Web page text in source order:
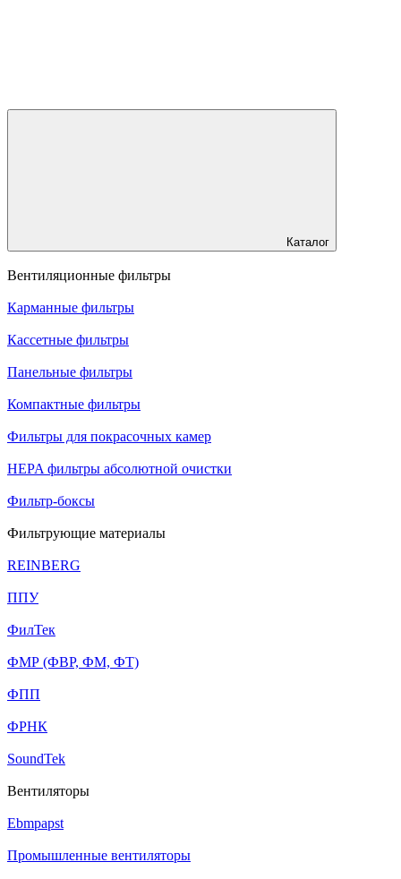
Каталог
Вентиляционные фильтры
Карманные фильтры
Кассетные фильтры
Панельные фильтры
Компактные фильтры
Фильтры для покрасочных камер
HEPA фильтры абсолютной очистки
Фильтр-боксы
Фильтрующие материалы
REINBERG
ППУ
ФилТек
ФМР (ФВР, ФМ, ФТ)
ФПП
ФРНК
SoundTek
Вентиляторы
Ebmpapst
Промышленные вентиляторы